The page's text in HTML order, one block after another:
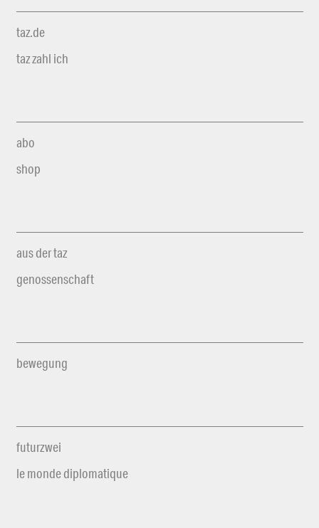
taz.de
taz zahl ich
abo
shop
aus der taz
genossenschaft
bewegung
futurzwei
le monde diplomatique